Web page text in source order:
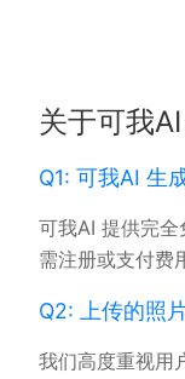
关于可我
Q1: 可我AI 生
可我AI 提供完
需注册或支付费
Q2: 上传的照
我们高度重视用